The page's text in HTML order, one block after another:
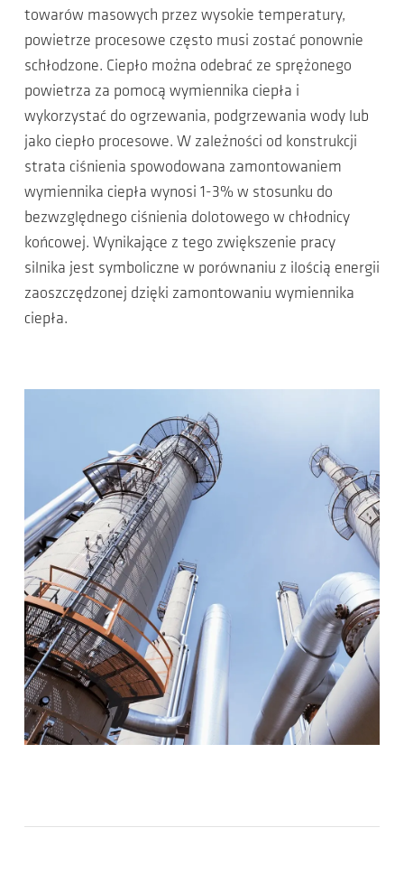
towarów masowych przez wysokie temperatury,
powietrze procesowe często musi zostać ponownie
schłodzone. Ciepło można odebrać ze sprężonego
powietrza za pomocą wymiennika ciepła i
wykorzystać do ogrzewania, podgrzewania wody lub
jako ciepło procesowe. W zależności od konstrukcji
strata ciśnienia spowodowana zamontowaniem
wymiennika ciepła wynosi 1-3% w stosunku do
bezwzględnego ciśnienia dolotowego w chłodnicy
końcowej. Wynikające z tego zwiększenie pracy
silnika jest symboliczne w porównaniu z ilością energii
zaoszczędzonej dzięki zamontowaniu wymiennika
ciepła.